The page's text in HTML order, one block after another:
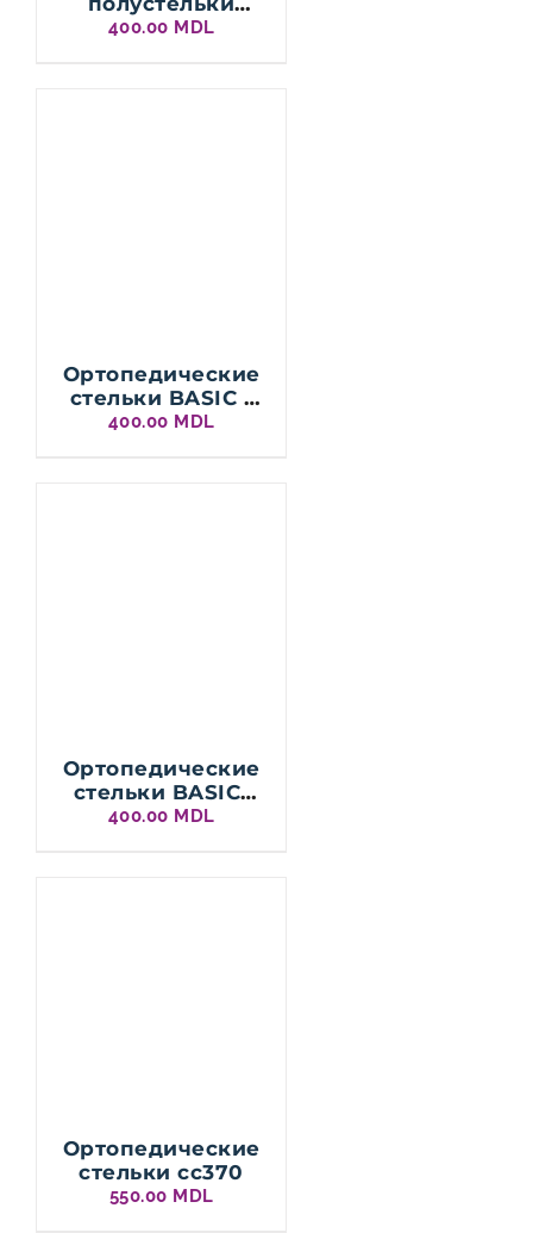
PREMIUM / Typ 4
400.00 MDL
Ортопедические
стельки BASIC /
Кожа
400.00 MDL
Ортопедические
стельки BASIC/
Multiform
400.00 MDL
Ортопедические
стельки cc370
550.00 MDL